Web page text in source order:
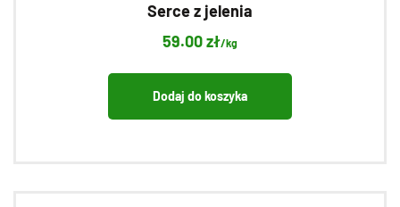
Serce z jelenia
59.00zł/kg
Dodaj do koszyka